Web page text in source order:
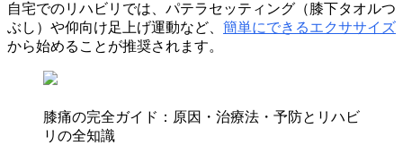
自宅でのリハビリでは、パテラセッティング（膝下タオルつ
ぶし）や仰向け足上げ運動など、 簡単にできるエクササイズ
から始めることが推奨されます。
膝痛の完全ガイド：原因・治療法・予防とリハビ
リの全知識